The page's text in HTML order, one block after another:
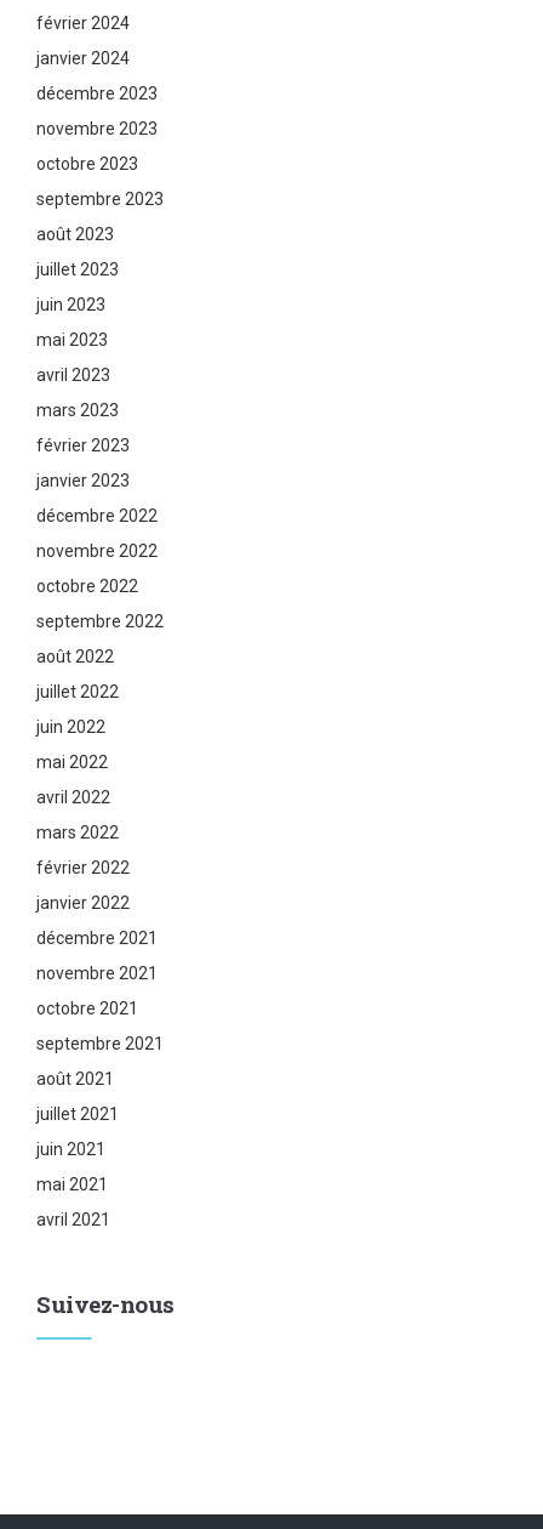
février 2024
janvier 2024
décembre 2023
novembre 2023
octobre 2023
septembre 2023
août 2023
juillet 2023
juin 2023
mai 2023
avril 2023
mars 2023
février 2023
janvier 2023
décembre 2022
novembre 2022
octobre 2022
septembre 2022
août 2022
juillet 2022
juin 2022
mai 2022
avril 2022
mars 2022
février 2022
janvier 2022
décembre 2021
novembre 2021
octobre 2021
septembre 2021
août 2021
juillet 2021
juin 2021
mai 2021
avril 2021
Suivez-nous